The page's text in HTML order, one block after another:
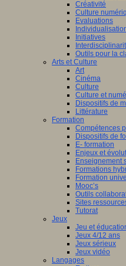
Créativité
Culture
Evaluations
Initiatives
Outils pour la
Arts et Culture
Art
Cinéma
Culture
Culture et
Dispositifs de
Littérature
Formation
Compétences
Dispositifs de
E- formation
Enjeux et
Enseignement
Formations
Formation
Mooc’s
Outils
Sites
Tutorat
Jeux
Jeu et
Jeux 4/12 ans
Jeux sérieux
Jeux vidéo
Langages